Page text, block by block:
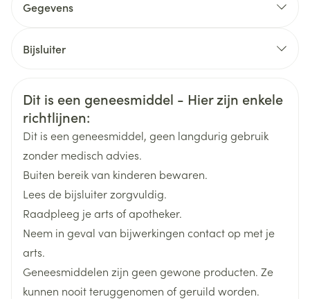
kortademigheid. Als dit op u van toepassing is,
Er zijn bij u oogproblemen zoals bepaalde vormen
vastgesteld.
Gegevens
Merken
Breedte 71 mm
Lengte
Diepte 50 mm
Ingrediënten
olanzapine
Bijsluiter
Veiligheidsinformatie
Dit is een geneesmiddel - Hier zijn enkele
richtlijnen:
Dit is een geneesmiddel, geen langdurig gebruik
zonder medisch advies.
Buiten bereik van kinderen bewaren.
Lees de bijsluiter zorgvuldig.
Raadpleeg je arts of apotheker.
Neem in geval van bijwerkingen contact op met je
arts.
Geneesmiddelen zijn geen gewone producten. Ze
kunnen nooit teruggenomen of geruild worden.